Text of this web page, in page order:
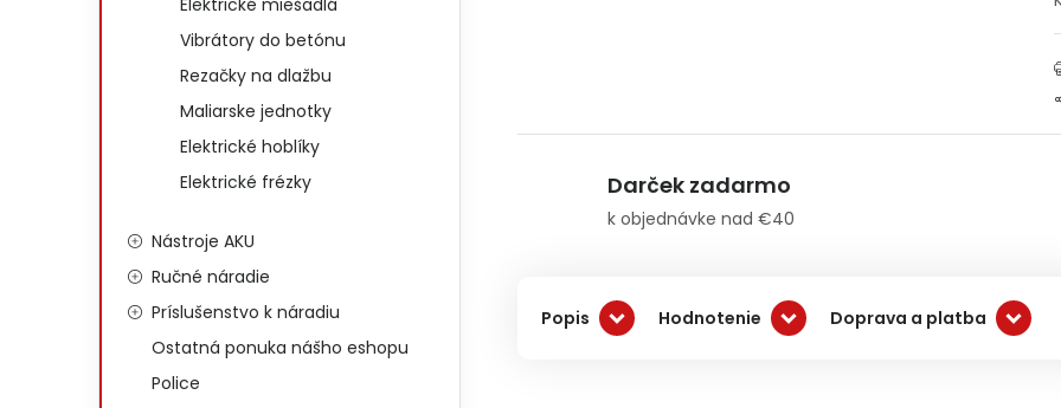
Elektrické miešadlá
Vibrátory do betónu
Rezačky na dlažbu
Maliarske jednotky
Elektrické hoblíky
Elektrické frézky
Nástroje AKU
Ručné náradie
Príslušenstvo k náradiu
Ostatná ponuka nášho eshopu
Police
Darček zadarmo
k objednávke nad €40
Popis Hodnotenie Doprava a platba